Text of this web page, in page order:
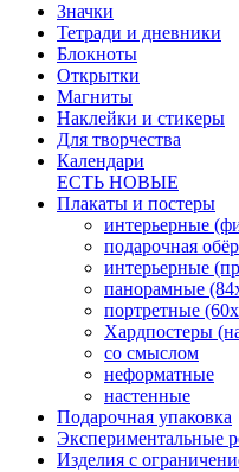
Значки
Тетради и дневники
Блокноты
Открытки
Магниты
Наклейки и стикеры
Для творчества
Календари
ЕСТЬ НОВЫЕ
Плакаты и постеры
интерьерные
подарочная
интерьерные
панорамные
портретные
Хардпостеры
со смыслом
неформатные
настенные
Подарочная упаковка
Экспериментальные
Изделия с